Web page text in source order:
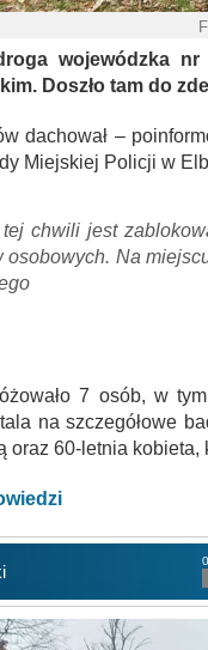
wojewódzka
Doszło tam do
dachował –
Miejskiej Policji w
chwili jest
osobowych. Na
7 osób, w
na szczegółowe
oraz 60-letnia